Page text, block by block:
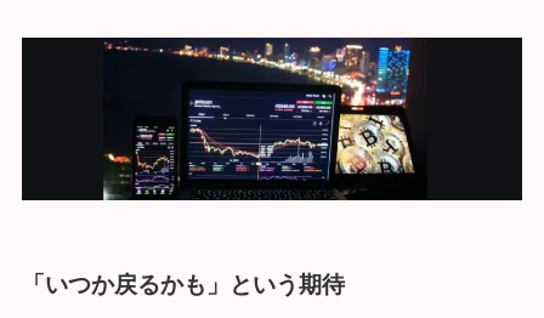
「いつか戻るかも」という期待